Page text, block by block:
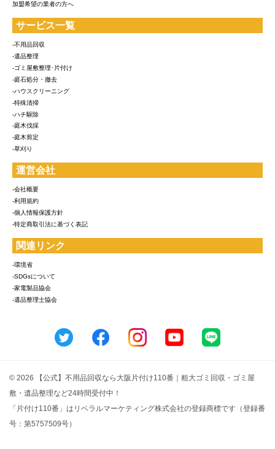
加盟希望の業者の方へ
サービス一覧
-不用品回収
-遺品整理
-ゴミ屋敷整理･片付け
-庭石処分・撤去
-ハウスクリーニング
-特殊清掃
-ハチ駆除
-庭木伐採
-庭木剪定
-草刈り
運営会社
-会社概要
-利用規約
-個人情報保護方針
-特定商取引法に基づく表記
関連リンク
-環境省
-SDGsについて
-家電製品協会
-遺品整理士協会
© 2026 【公式】不用品回収なら大阪片付け110番｜粗大ゴミ回収・ゴミ屋
敷・遺品整理など24時間受付中！
「片付け110番」はリベラルマーケティング株式会社の登録商標です（登録番
号：第5757509号）